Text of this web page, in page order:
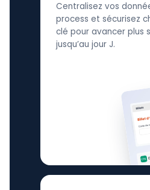
Centralisez vos
process et sécurisez
clé pour avancer plus
jusqu’au jour J.